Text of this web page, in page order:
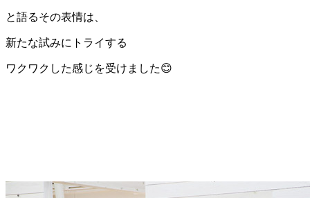
と語るその表情は、
新たな試みにトライする
ワクワクした感じを受けました😊